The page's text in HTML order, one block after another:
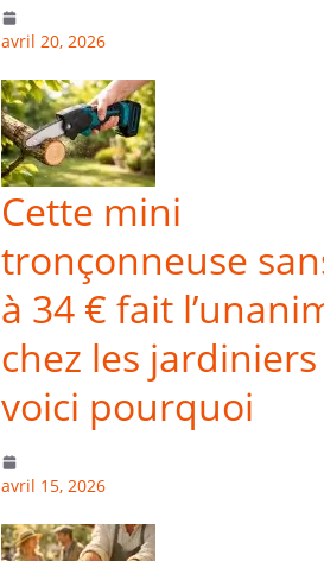
avril 20, 2026
Cette mini
tronçonneuse
à 34 € fait
chez les jardiniers
voici pourquoi
avril 15, 2026